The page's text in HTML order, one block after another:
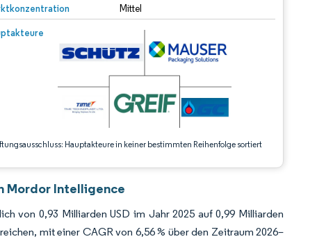
Mittel
Hauptakteure in keiner bestimmten Reihenfolge sortiert
Mordor Intelligence. Wiederverwendung erfordert Namensnennung gemäß CC BY 4.0.
Mordor Intelligence
von 0,93 Milliarden USD im Jahr 2025 auf 0,99 Milliarden
mit einer CAGR von 6,56 % über den Zeitraum 2026–